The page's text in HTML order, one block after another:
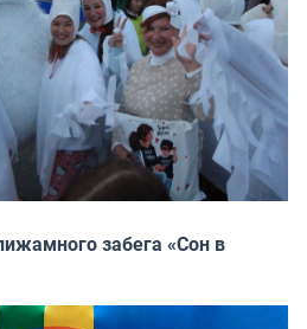
забега «Сон в